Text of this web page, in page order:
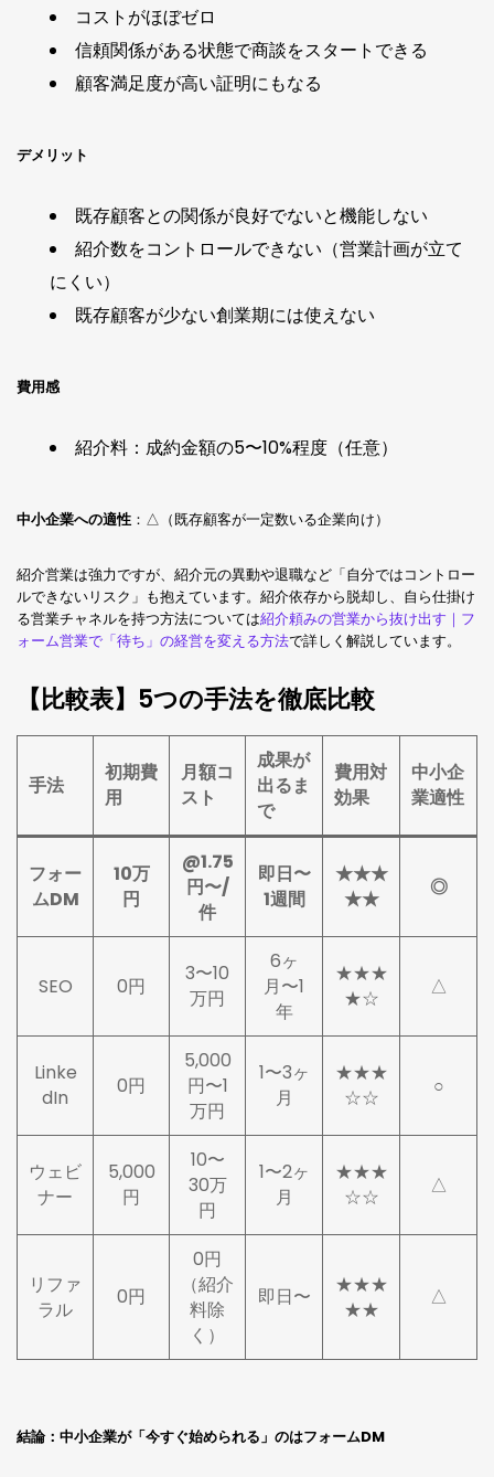
コストがほぼゼロ
信頼関係がある状態で商談をスタートできる
顧客満足度が高い証明にもなる
デメリット
既存顧客との関係が良好でないと機能しない
紹介数をコントロールできない（営業計画が立て
にくい）
既存顧客が少ない創業期には使えない
費用感
紹介料：成約金額の5〜10%程度（任意）
中小企業への適性：△（既存顧客が一定数いる企業向け）
紹介営業は強力ですが、紹介元の異動や退職など「自分ではコントロー
ルできないリスク」も抱えています。紹介依存から脱却し、自ら仕掛け
る営業チャネルを持つ方法については紹介頼みの営業から抜け出す｜フ
ォーム営業で「待ち」の経営を変える方法で詳しく解説しています。
【比較表】5つの手法を徹底比較
手法
初期費
用
月額コ
スト
成果が
出るま
で
費用対
効果
中小企
業適性
フォー
ムDM
10万
円
@1.75
円〜/
件
即日〜
1週間
★★★
★★
◎
SEO 0円
3〜10
万円
6ヶ
月〜1
年
★★★
★☆
△
Linke
dIn
0円
5,000
円〜1
万円
1〜3ヶ
月
★★★
☆☆
○
ウェビ
ナー
5,000
円
10〜
30万
円
1〜2ヶ
月
★★★
☆☆
△
リファ
ラル
0円
0円
（紹介
料除
く）
即日〜
★★★
★★
△
結論：中小企業が「今すぐ始められる」のはフォームDM